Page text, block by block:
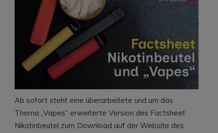
Ab sofort steht eine überarbeitete und um das
Thema „Vapes“ erweiterte Version des Factsheet
Nikotinbeutel zum Download auf der Website des